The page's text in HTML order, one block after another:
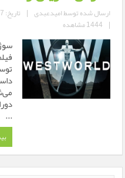
ارسال شده توسطامیدعبدی | تاریخ: 07 ژانویه 2018
| 1444 مشاهده
...